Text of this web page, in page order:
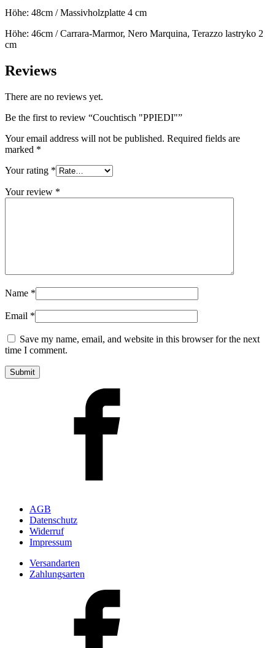
Höhe: 48cm / Massivholzplatte 4 cm
Höhe: 46cm / Carrara-Marmor, Nero Marquina, Terazzo lastryko 2
cm
Reviews
There are no reviews yet.
Be the first to review “Couchtisch "PPIEDI"”
Your email address will not be published. Required fields are
marked *
Your rating *
Your review *
Name *
Email *
Save my name, email, and website in this browser for the next
time I comment.
AGB
Datenschutz
Widerruf
Impressum
Versandarten
Zahlungsarten